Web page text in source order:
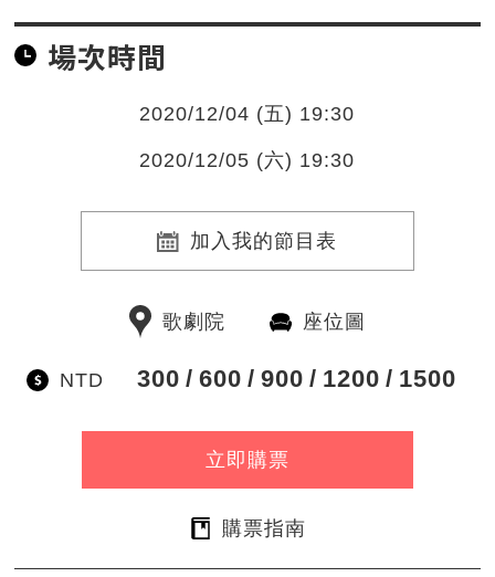
場次時間
2020/12/04 (五) 19:30
2020/12/05 (六) 19:30
加入我的節目表
歌劇院 座位圖
NTD 300 600 900 1200 1500
立即購票
購票指南